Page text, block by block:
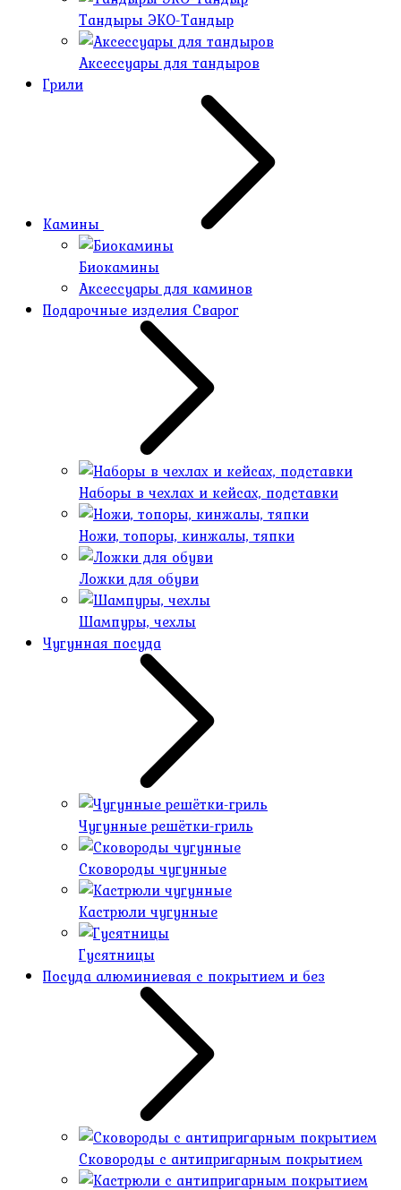
Тандыры ЭКО-Тандыр
Аксессуары для тандыров
Грили
Камины
Биокамины
Аксессуары для каминов
Подарочные изделия Сварог
Наборы в чехлах и кейсах, подставки
Ножи, топоры, кинжалы, тяпки
Ложки для обуви
Шампуры, чехлы
Чугунная посуда
Чугунные решётки-гриль
Сковороды чугунные
Кастрюли чугунные
Гусятницы
Посуда алюминиевая с покрытием и без
Сковороды с антипригарным покрытием